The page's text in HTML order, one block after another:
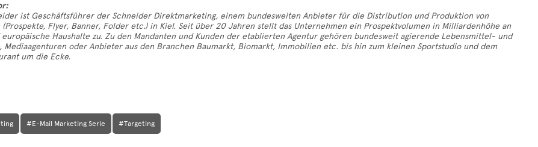
ist Geschäftsführer der Schneider Direktmarketing, einem bundesweiten Anbieter für die Distribution und Produktion von
Flyer, Banner, Folder etc.) in Kiel. Seit über 20 Jahren stellt das Unternehmen ein Prospektvolumen in Milliardenhöhe an
Haushalte zu. Zu den Mandanten und Kunden der etablierten Agentur gehören bundesweit agierende Lebensmittel- und
Mediaagenturen oder Anbieter aus den Branchen Baumarkt, Biomarkt, Immobilien etc. bis hin zum kleinen Sportstudio und dem
um die Ecke.
#E-Mail Marketing Serie #Targeting